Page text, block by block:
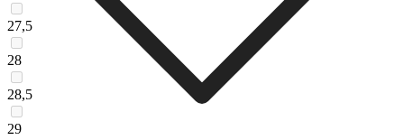
27,5
28
28,5
29